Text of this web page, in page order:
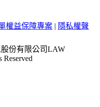
權益保障專案 | 隱私權聲
份有限公司LAW
Reserved